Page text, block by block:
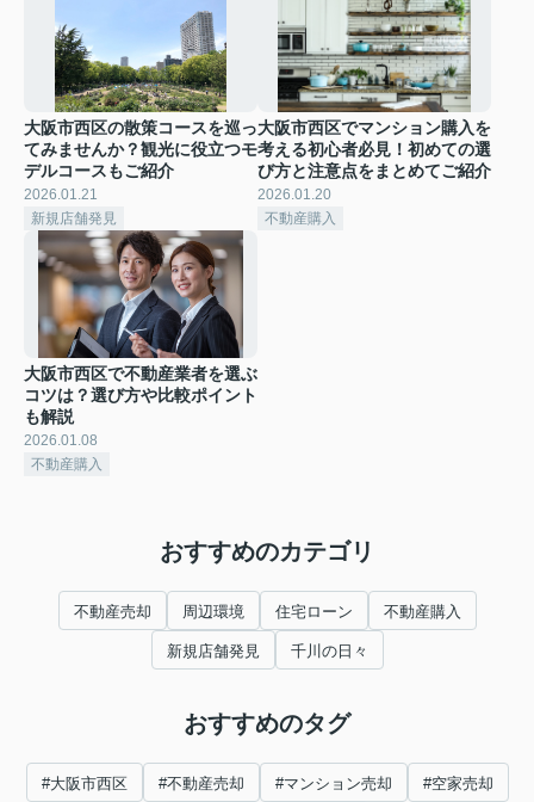
大阪市西区の散策コースを巡っ
てみませんか？観光に役立つモ
デルコースもご紹介
2026.01.21
新規店舗発見
大阪市西区でマンション購入を
考える初心者必見！初めての選
び方と注意点をまとめてご紹介
2026.01.20
不動産購入
大阪市西区で不動産業者を選ぶ
コツは？選び方や比較ポイント
も解説
2026.01.08
不動産購入
おすすめのカテゴリ
不動産売却 周辺環境 住宅ローン 不動産購入
新規店舗発見 千川の日々
おすすめのタグ
#大阪市西区 #不動産売却 #マンション売却 #空家売却